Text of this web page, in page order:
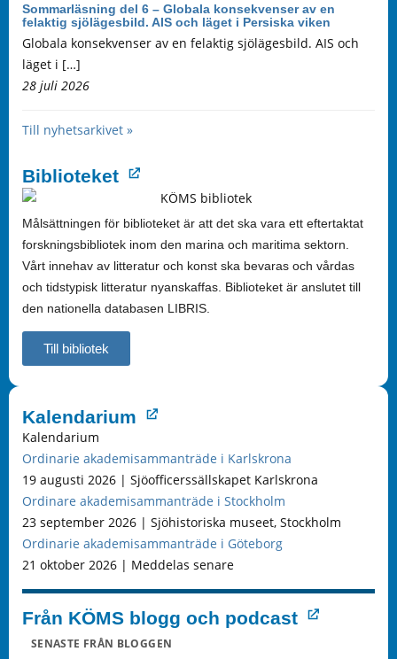
Sommarläsning del 6 – Globala konsekvenser av en
felaktig sjölägesbild. AIS och läget i Persiska viken
Globala konsekvenser av en felaktig sjölägesbild. AIS och
läget i […]
28 juli 2026
Till nyhetsarkivet »
Biblioteket
Målsättningen för biblioteket är att det ska vara ett eftertaktat
forskningsbibliotek inom den marina och maritima sektorn.
Vårt innehav av litteratur och konst ska bevaras och vårdas
och tidstypisk litteratur nyanskaffas. Biblioteket är anslutet till
den nationella databasen LIBRIS.
Till bibliotek
Kalendarium
Kalendarium
Ordinarie akademisammanträde i Karlskrona
19 augusti 2026 | Sjöofficerssällskapet Karlskrona
Ordinare akademisammanträde i Stockholm
23 september 2026 | Sjöhistoriska museet, Stockholm
Ordinarie akademisammanträde i Göteborg
21 oktober 2026 | Meddelas senare
Från KÖMS blogg och podcast
SENASTE FRÅN BLOGGEN